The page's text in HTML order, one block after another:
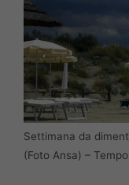
Settimana da
(Foto Ansa) –